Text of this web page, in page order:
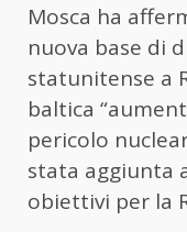
Mosca ha
nuova base di
statunitense a
baltica
pericolo
stata aggiunta
obiettivi per la